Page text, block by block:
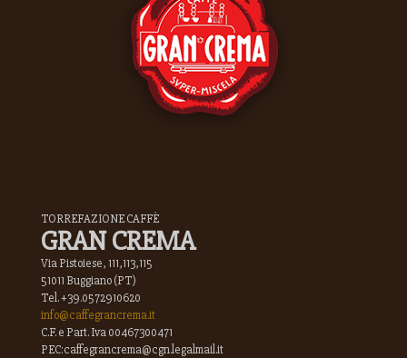
TORREFAZIONE CAFFÈ
GRAN CREMA
Via Pistoiese, 111,113,115
51011 Buggiano (PT)
Tel. +39.0572910620
info@caffegrancrema.it
C.F. e Part. Iva 00467300471
PEC:caffegrancrema@cgn.legalmail.it